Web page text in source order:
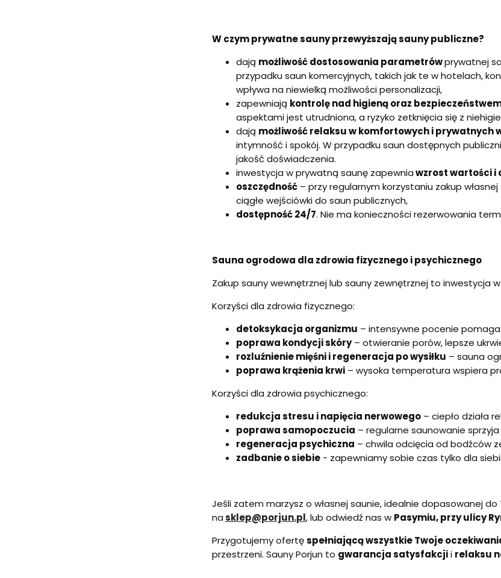
W czym prywatne sauny przewyższają sauny publiczne?
dają możliwość dostosowania parametrówprywatnej
przypadku saun komercyjnych, takich jak te w hotelach,
wpływa na niewielką możliwości personalizacji,
zapewniają kontrolę nad higieną oraz
aspektami jest utrudniona, a ryzyko zetknięcia się z
dają możliwość relaksu w komfortowych i prywatnych
intymność i spokój. W przypadku saun dostępnych
jakość doświadczenia.
inwestycja w prywatną saunę zapewniawzrost wartości i
oszczędność – przy regularnym korzystaniu zakup
ciągłe wejściówki do saun publicznych,
dostępność 24/7. Nie ma konieczności rezerwowania
Sauna ogrodowa dla zdrowia fizycznego i psychicznego
Zakup sauny wewnętrznej lub sauny zewnętrznej to inwestycja
Korzyści dla zdrowia fizycznego:
detoksykacja organizmu – intensywne pocenie
poprawa kondycji skóry– otwieranie porów, lepsze
rozluźnienie mięśni i regeneracja po wysiłku – sauna
poprawa krążenia krwi – wysoka temperatura wspiera
Korzyści dla zdrowia psychicznego:
redukcja stresu i napięcia nerwowego – ciepło działa
poprawa samopoczucia – regularne saunowanie
regeneracja psychiczna – chwila odcięcia od bodźców
zadbanie o siebie - zapewniamy sobie czas tylko dla
Jeśli zatem marzysz o własnej saunie, idealnie dopasowanej
nasklep@porjun.pl, lub odwiedź nas w Pasymiu, przy ulicy
Przygotujemy ofertęspełniającą wszystkie Twoje
przestrzeni. Sauny Porjun to gwarancja satysfakcjii relaksu